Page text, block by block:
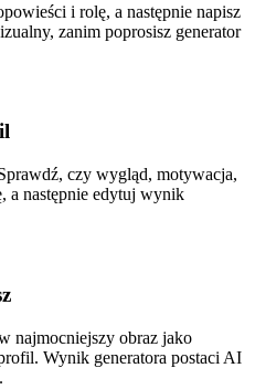
i rolę, a następnie napisz
zanim poprosisz generator
czy wygląd, motywacja,
a następnie edytuj wynik
najmocniejszy obraz jako
Wynik generatora postaci AI